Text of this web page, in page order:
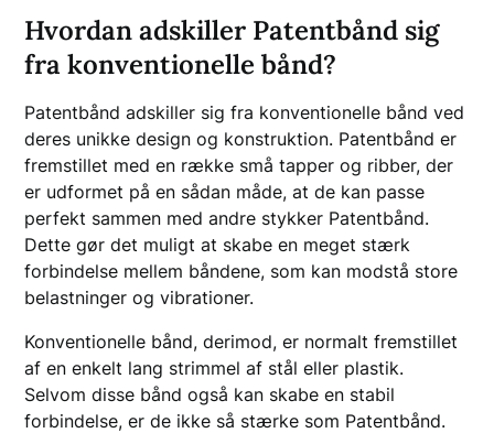
Hvordan adskiller Patentbånd sig
fra konventionelle bånd?
Patentbånd adskiller sig fra konventionelle bånd ved
deres unikke design og konstruktion. Patentbånd er
fremstillet med en række små tapper og ribber, der
er udformet på en sådan måde, at de kan passe
perfekt sammen med andre stykker Patentbånd.
Dette gør det muligt at skabe en meget stærk
forbindelse mellem båndene, som kan modstå store
belastninger og vibrationer.
Konventionelle bånd, derimod, er normalt fremstillet
af en enkelt lang strimmel af stål eller plastik.
Selvom disse bånd også kan skabe en stabil
forbindelse, er de ikke så stærke som Patentbånd.